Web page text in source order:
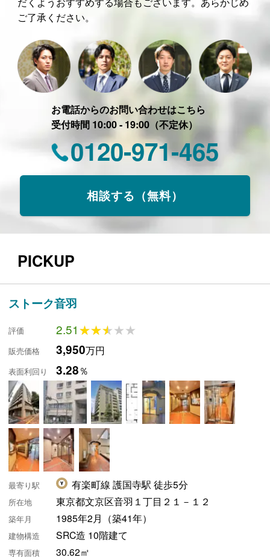
ご了承ください。
お電話からのお問い合わせはこちら
受付時間 10:00 - 19:00（不定休）
0120-971-465
相談する（無料）
PICKUP
ストーク音羽
評価 2.51★★★★★
★★★★★
販売価格 3,950万円
表面利回り 3.28％
最寄り駅 有楽町線 護国寺駅 徒歩5分
所在地 東京都文京区音羽１丁目２１－１２
築年月 1985年2月（築41年）
建物構造 SRC造 10階建て
専有面積 30.62㎡